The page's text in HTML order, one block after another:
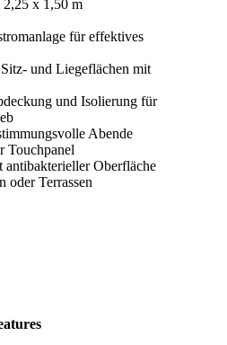
x 1,50 m
für effektives
und Liegeflächen mit
und Isolierung für
Abende
Touchpanel
Oberfläche
oder Terrassen